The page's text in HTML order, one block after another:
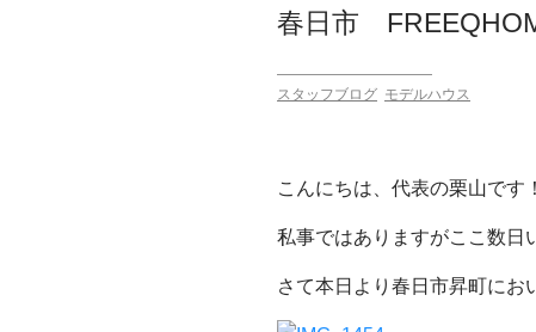
春日市
スタッフブログ モデルハウス
こんにちは、代表の栗山です！
私事ではありますがここ数日
さて本日より春日市昇町にお